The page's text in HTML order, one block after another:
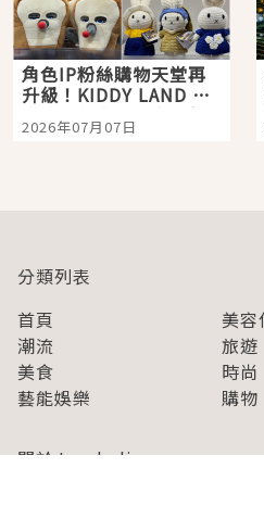
角色IP粉絲購物天堂再
升級！KIDDY LAND 原
宿店吉伊卡哇迎客，新
開幕 OMOKADO 店3分
2026年07月07日
分類列表
首頁
美容
潮流
旅遊
美食
時尚
藝能娛樂
購物
關於Japaholic